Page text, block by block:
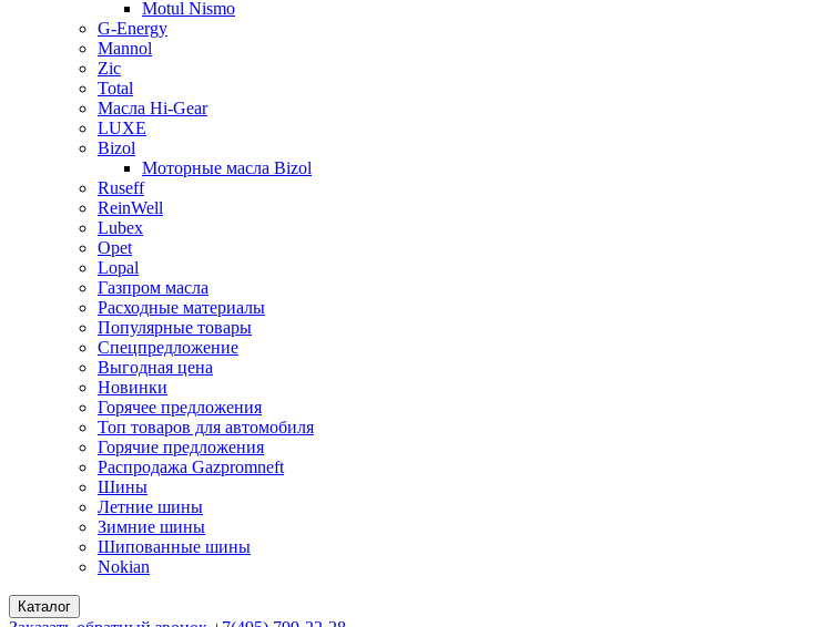
Motul Nismo
G-Energy
Mannol
Zic
Total
Масла Hi-Gear
LUXE
Bizol
Моторные масла Bizol
Ruseff
ReinWell
Lubex
Opet
Lopal
Газпром масла
Расходные материалы
Популярные товары
Спецпредложение
Выгодная цена
Новинки
Горячее предложения
Топ товаров для автомобиля
Горячие предложения
Распродажа Gazpromneft
Шины
Летние шины
Зимние шины
Шипованные шины
Nokian
Каталог